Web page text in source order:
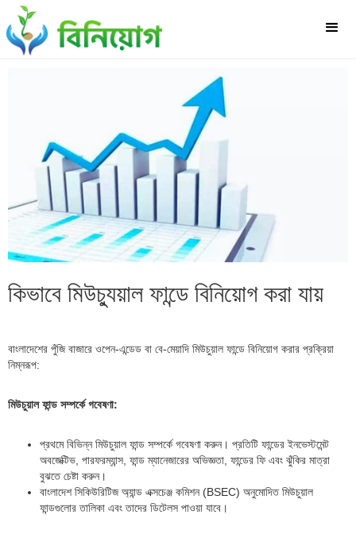
কিভাবে মিউচ্যুয়াল ফান্ডে বিনিয়োগ করা যায়
বাংলাদেশের পুঁজি বাজারে ওপেন-এন্ডেড বা বে-মেয়াদি মিউচুয়াল ফান্ডে বিনিয়োগ করার প্রক্রিয়া
নিম্নরূপ:
মিউচুয়াল ফান্ড সম্পর্কে গবেষণা:
প্রথমে বিভিন্ন মিউচুয়াল ফান্ড সম্পর্কে গবেষণা করুন। প্রতিটি ফান্ডের ইনভেস্টমেন্ট
অবজেক্টিভ, পারফরম্যান্স, ফান্ড ম্যানেজারের অভিজ্ঞতা, ফান্ডের ফি এবং ঝুঁকির মাত্রা
বুঝতে চেষ্টা করুন।
বাংলাদেশ সিকিউরিটিজ অ্যান্ড এক্সচেঞ্জ কমিশন (BSEC) অনুমোদিত মিউচুয়াল
ফান্ডগুলোর তালিকা এবং তাদের ডিটেলস পাওয়া যাবে।